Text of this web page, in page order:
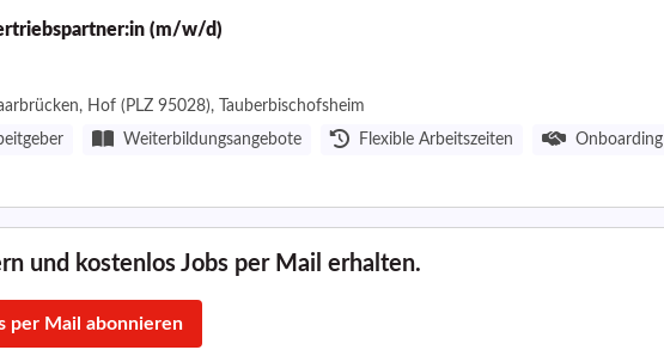
(m/w/d)
Hof (PLZ 95028), Tauberbischofsheim
Weiterbildungsangebote Flexible Arbeitszeiten Onboarding
und kostenlos Jobs per Mail erhalten.
per Mail abonnieren